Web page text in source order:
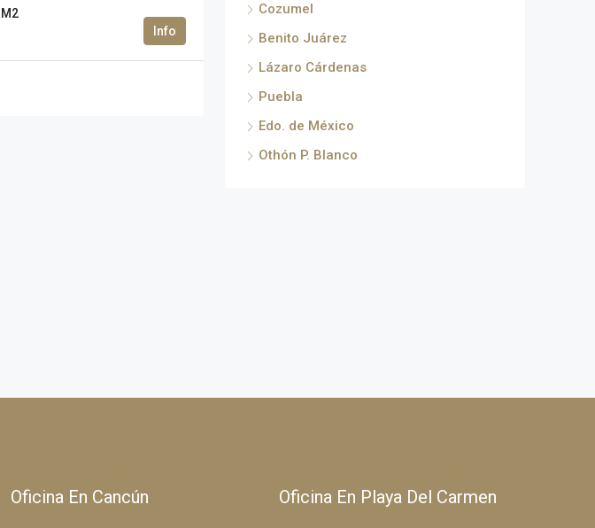
M2
Cozumel
Benito Juárez
Lázaro Cárdenas
Puebla
Edo. de México
Othón P. Blanco
Oficina En Cancún Oficina En Playa Del Carmen